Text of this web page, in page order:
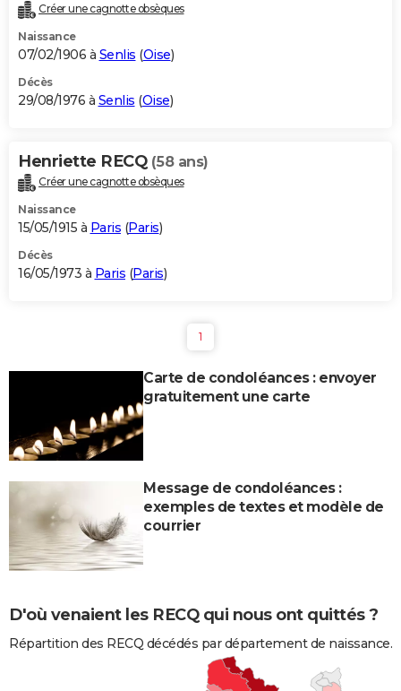
Créer une cagnotte obsèques
Naissance
07/02/1906 à Senlis (Oise)
Décès
29/08/1976 à Senlis (Oise)
Henriette RECQ (58 ans)
Créer une cagnotte obsèques
Naissance
15/05/1915 à Paris (Paris)
Décès
16/05/1973 à Paris (Paris)
1
Carte de condoléances : envoyer
gratuitement une carte
Message de condoléances :
exemples de textes et modèle de
courrier
D'où venaient les RECQ qui nous ont quittés ?
Répartition des RECQ décédés par département de naissance.